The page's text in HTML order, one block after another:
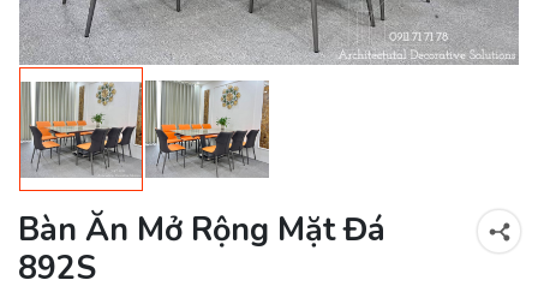
Bàn Ăn Mở Rộng Mặt Đá
892S